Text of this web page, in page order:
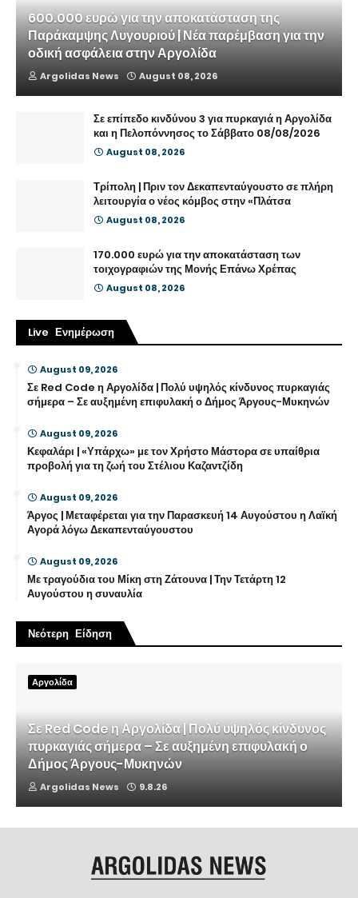
600.000 ευρώ για την αποκατάσταση της
Παράκαμψης Λυγουριού | Νέα παρέμβαση για την
οδική ασφάλεια στην Αργολίδα
Argolidas News August 08, 2026
Σε επίπεδο κινδύνου 3 για πυρκαγιά η Αργολίδα
και η Πελοπόννησος το Σάββατο 08/08/2026
August 08, 2026
Τρίπολη | Πριν τον Δεκαπενταύγουστο σε πλήρη
λειτουργία ο νέος κόμβος στην «Πλάτσα
August 08, 2026
170.000 ευρώ για την αποκατάσταση των
τοιχογραφιών της Μονής Επάνω Χρέπας
August 08, 2026
Live Ενημέρωση
August 09, 2026
Σε Red Code η Αργολίδα | Πολύ υψηλός κίνδυνος πυρκαγιάς
σήμερα – Σε αυξημένη επιφυλακή ο Δήμος Άργους-Μυκηνών
August 09, 2026
Κεφαλάρι | «Υπάρχω» με τον Χρήστο Μάστορα σε υπαίθρια
προβολή για τη ζωή του Στέλιου Καζαντζίδη
August 09, 2026
Άργος | Μεταφέρεται για την Παρασκευή 14 Αυγούστου η Λαϊκή
Αγορά λόγω Δεκαπενταύγουστου
August 09, 2026
Με τραγούδια του Μίκη στη Ζάτουνα | Την Τετάρτη 12
Αυγούστου η συναυλία
Νεότερη Είδηση
Αργολίδα
Σε Red Code η Αργολίδα | Πολύ υψηλός κίνδυνος
πυρκαγιάς σήμερα – Σε αυξημένη επιφυλακή ο
Δήμος Άργους-Μυκηνών
Argolidas News 9.8.26